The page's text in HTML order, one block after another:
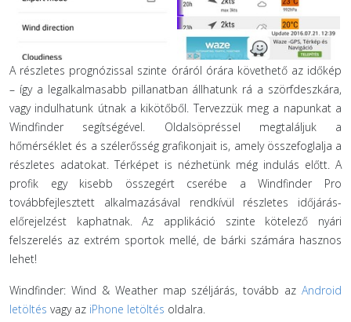
A részletes prognózissal szinte óráról órára követhető az időkép
– így a legalkalmasabb pillanatban állhatunk rá a szörfdeszkára,
vagy indulhatunk útnak a kikötőből. Tervezzük meg a napunkat a
Windfinder segítségével. Oldalsöpréssel megtaláljuk a
hőmérséklet és a szélerősség grafikonjait is, amely összefoglalja a
részletes adatokat. Térképet is nézhetünk még indulás előtt. A
profik egy kisebb összegért cserébe a Windfinder Pro
továbbfejlesztett alkalmazásával rendkívül részletes időjárás-
előrejelzést kaphatnak. Az applikáció szinte kötelező nyári
felszerelés az extrém sportok mellé, de bárki számára hasznos
lehet!
Windfinder: Wind & Weather map széljárás, tovább az Android
letöltés vagy az iPhone letöltés oldalra.